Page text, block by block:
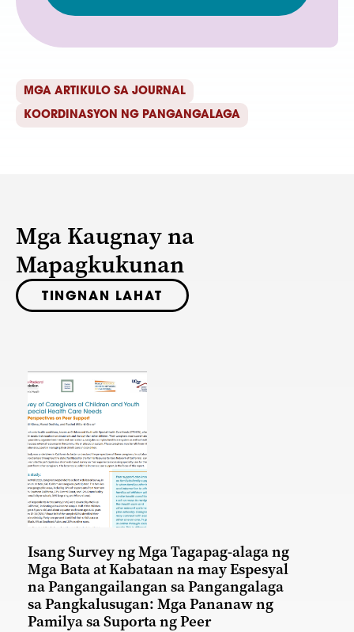
MGA ARTIKULO SA JOURNAL
KOORDINASYON NG PANGANGALAGA
Mga Kaugnay na
Mapagkukunan
TINGNAN LAHAT
Isang Survey ng Mga Tagapag-alaga ng
Mga Bata at Kabataan na may Espesyal
na Pangangailangan sa Pangangalaga
sa Pangkalusugan: Mga Pananaw ng
Pamilya sa Suporta ng Peer